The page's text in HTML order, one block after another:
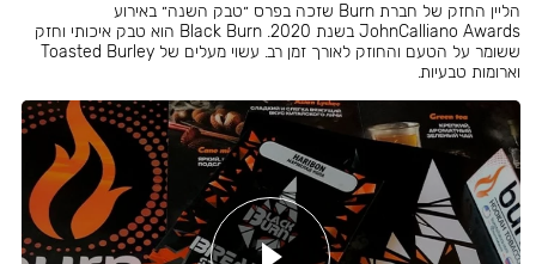
הליין החזק של חברת Burn שזכה בפרס ״טבק השנה״ באירוע
JohnCalliano Awards בשנת 2020. Black Burn הוא טבק איכותי וחזק
ששומר על הטעם והחוזק לאורך זמן רב. עשוי מעלים של Toasted Burley
וארומות טבעיות.